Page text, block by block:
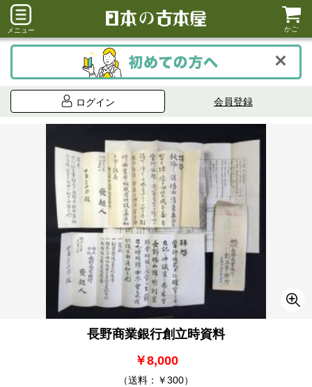
メニュー かご
ログイン 会員登録
長野商業銀行創立時資料
￥8,000
（送料：￥300）